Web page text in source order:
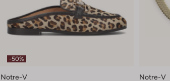
-50%
Notre-V
Notre-V